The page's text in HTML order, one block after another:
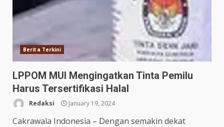
Berita Terkini
LPPOM MUI Mengingatkan Tinta Pemilu
Harus Tersertifikasi Halal
Redaksi January 19, 2024
Cakrawala Indonesia – Dengan semakin dekat